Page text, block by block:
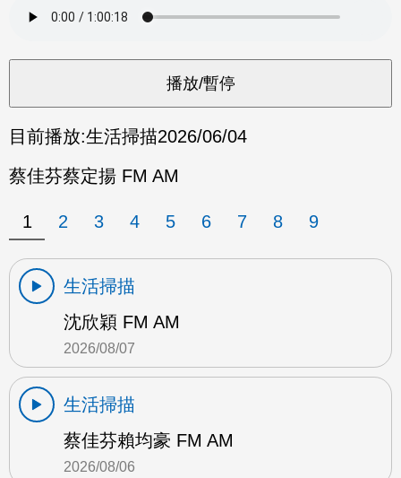
目前播放:生活掃描2026/06/04
蔡佳芬蔡定揚 FM AM
1 2 3 4 5 6 7 8 9
生活掃描
沈欣穎 FM AM
2026/08/07
生活掃描
蔡佳芬賴均豪 FM AM
2026/08/06